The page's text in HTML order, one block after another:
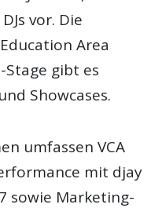
vor. Die
Area
gibt es
Showcases.
umfassen VCA
mit djay
sowie Marketing-